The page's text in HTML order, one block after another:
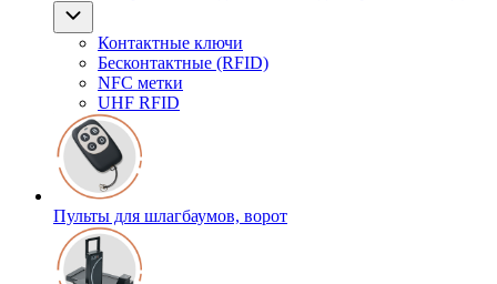
Контактные ключи
Бесконтактные (RFID)
NFC метки
UHF RFID
Пульты для шлагбаумов, ворот